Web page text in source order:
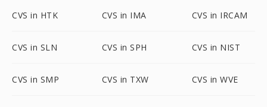
CVS in HTK CVS in IMA CVS in IRCAM
CVS in SLN CVS in SPH CVS in NIST
CVS in SMP CVS in TXW CVS in WVE